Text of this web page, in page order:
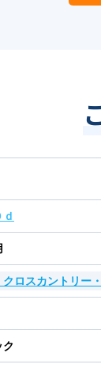
クロスカントリー
ク